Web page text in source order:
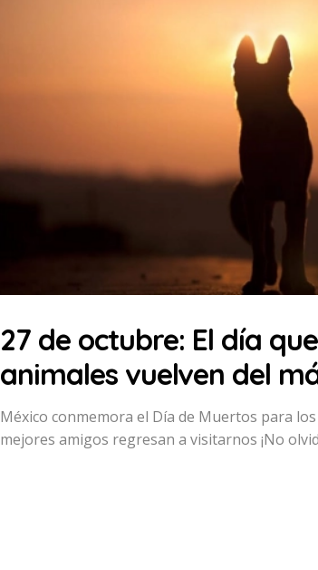
27 de octubre: El día
animales vuelven del
México conmemora el Día de Muertos para
mejores amigos regresan a visitarnos ¡No